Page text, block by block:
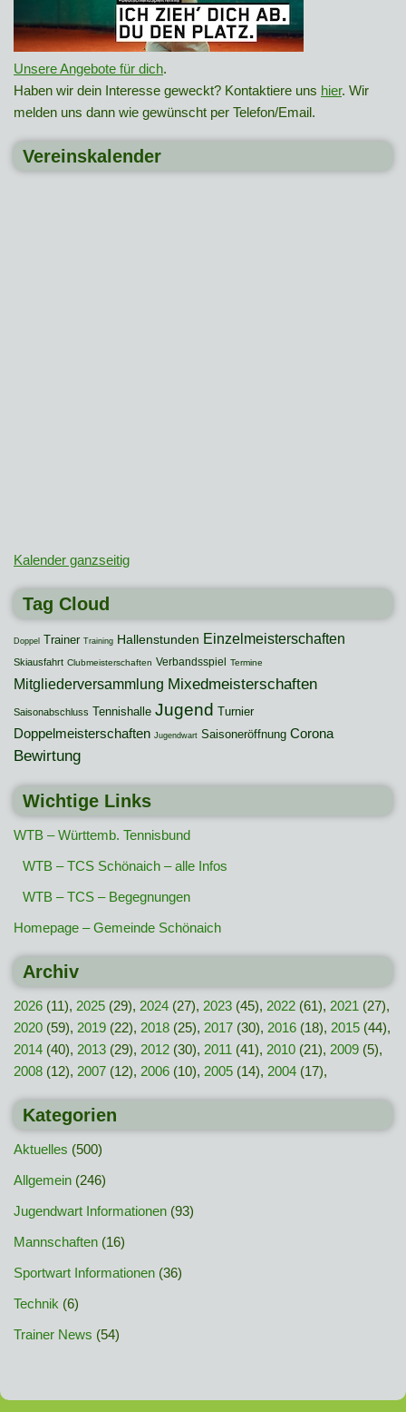
Unsere Angebote für dich.
Haben wir dein Interesse geweckt? Kontaktiere uns hier. Wir
melden uns dann wie gewünscht per Telefon/Email.
Vereinskalender
Kalender ganzseitig
Tag Cloud
Doppel Trainer Training Hallenstunden Einzelmeisterschaften
Skiausfahrt Clubmeisterschaften Verbandsspiel Termine
Mitgliederversammlung Mixedmeisterschaften
Saisonabschluss Tennishalle Jugend Turnier
Doppelmeisterschaften Jugendwart Saisoneröffnung Corona
Bewirtung
Wichtige Links
WTB – Württemb. Tennisbund
WTB – TCS Schönaich – alle Infos
WTB – TCS – Begegnungen
Homepage – Gemeinde Schönaich
Archiv
2026 (11), 2025 (29), 2024 (27), 2023 (45), 2022 (61), 2021 (27),
2020 (59), 2019 (22), 2018 (25), 2017 (30), 2016 (18), 2015 (44),
2014 (40), 2013 (29), 2012 (30), 2011 (41), 2010 (21), 2009 (5),
2008 (12), 2007 (12), 2006 (10), 2005 (14), 2004 (17),
Kategorien
Aktuelles (500)
Allgemein (246)
Jugendwart Informationen (93)
Mannschaften (16)
Sportwart Informationen (36)
Technik (6)
Trainer News (54)